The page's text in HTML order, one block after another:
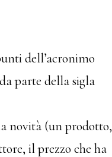
dell’acronimo
parte della sigla
novità (un prodotto,
il prezzo che ha